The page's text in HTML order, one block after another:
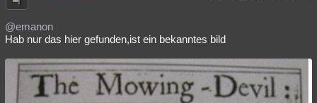
@emanon
Hab nur das hier gefunden,ist ein bekanntes bild